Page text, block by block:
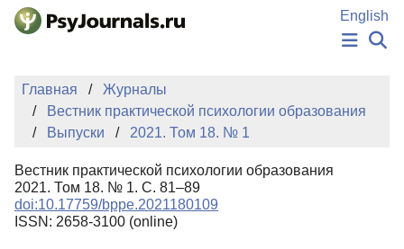
Перейти к основному содержанию
English
НОВОСТИ
ИЗДАНИЯ
АВТОРЫ
БАЗА ЗНАНИЙ
КЛЮЧЕВЫЕ СЛОВА
Регистрация
Главная
Журналы
Вестник практической психологии образования
Выпуски
2021. Том 18. № 1
Вестник практической психологии образования
2021. Том 18. № 1. С. 81–89
doi:10.17759/bppe.2021180109
ISSN: 2658-3100 (online)